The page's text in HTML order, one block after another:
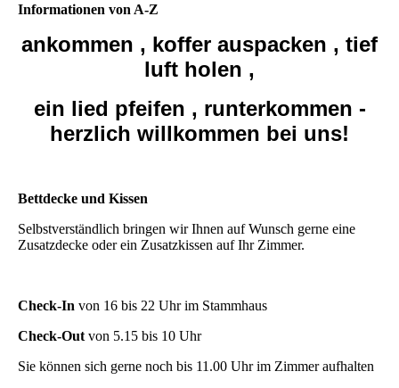
Informationen von A-Z
ankommen , koffer auspacken , tief
luft holen ,
ein lied pfeifen , runterkommen -
herzlich willkommen bei uns!
Bettdecke und Kissen
Selbstverständlich bringen wir Ihnen auf Wunsch gerne eine
Zusatzdecke oder ein Zusatzkissen auf Ihr Zimmer.
Check-In von 16 bis 22 Uhr im Stammhaus
Check-Out von 5.15 bis 10 Uhr
Sie können sich gerne noch bis 11.00 Uhr im Zimmer aufhalten